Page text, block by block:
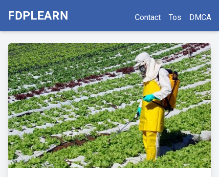
FDPLEARN Contact Tos DMCA